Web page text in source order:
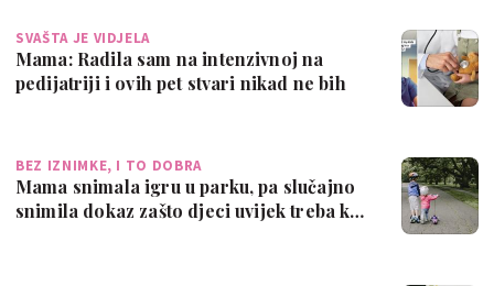
SVAŠTA JE VIDJELA
Mama: Radila sam na intenzivnoj na
pedijatriji i ovih pet stvari nikad ne bih
BEZ IZNIMKE, I TO DOBRA
Mama snimala igru u parku, pa slučajno
snimila dokaz zašto djeci uvijek treba k…